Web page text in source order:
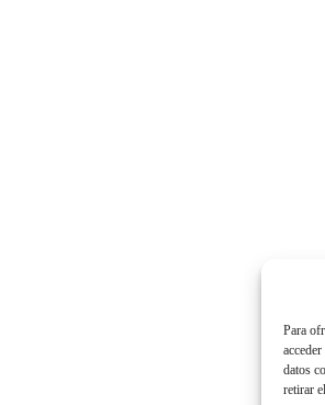
Para
datos
retirar